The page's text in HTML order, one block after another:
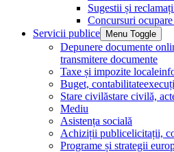
Sugestii și
Concursuri
Servicii publice
Menu Toggle
Depunere documente
transmitere documente
Taxe și impozite locale
Buget, contabilitate
Stare civilăstare civilă,
Mediu
Asistența socială
Achiziții publicelicitații,
Programe și strategii